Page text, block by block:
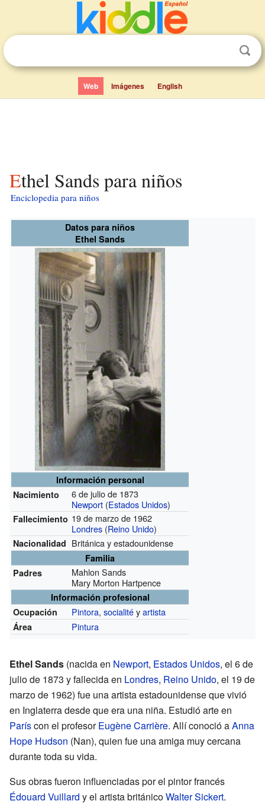
Web Imágenes English
Ethel Sands para niños
Enciclopedia para niños
Datos para niños
Ethel Sands
Información personal
Nacimiento
6 de julio de 1873
Newport (Estados Unidos)
Fallecimiento 19 de marzo de 1962
Londres (Reino Unido)
Nacionalidad Británica y estadounidense
Familia
Padres
Mahlon Sands
Mary Morton Hartpence
Información profesional
Ocupación
Pintora,socialitéyartista
Área Pintura
Ethel Sands (nacida en Newport, Estados Unidos, el 6 de
julio de 1873 y fallecida en Londres, Reino Unido, el 19 de
marzo de 1962) fue una artista estadounidense que vivió
en Inglaterra desde que era una niña. Estudió arte en
Paríscon el profesorEugène Carrière. Allí conoció aAnna
Hope Hudson (Nan), quien fue una amiga muy cercana
durante toda su vida.
Sus obras fueron influenciadas por el pintor francés
Édouard Vuillard y el artista británicoWalter Sickert.